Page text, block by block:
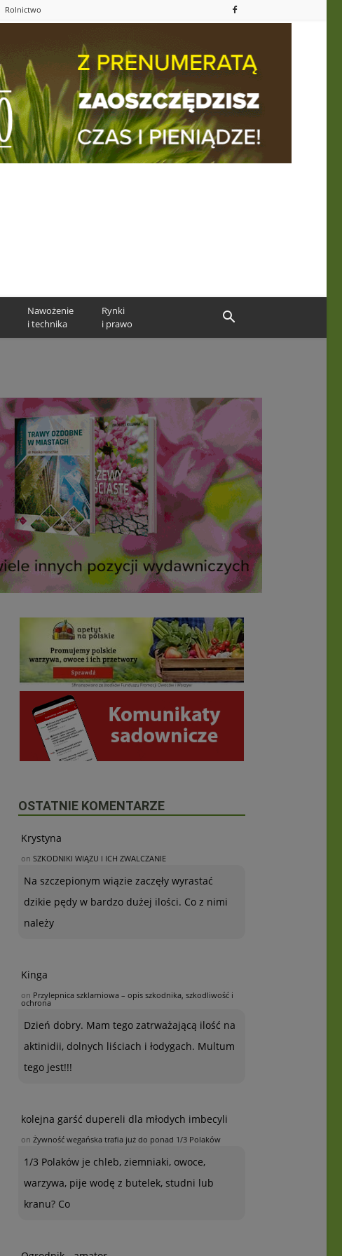
Rolnictwo
Nawożenie
i technika
Rynki
i prawo
OSTATNIE KOMENTARZE
Krystyna
on SZKODNIKI WIĄZU I ICH ZWALCZANIE
Na szczepionym wiązie zaczęły wyrastać
dzikie pędy w bardzo dużej ilości. Co z nimi
należy
Kinga
on Przylepnica szklarniowa – opis szkodnika, szkodliwość i
ochrona
Dzień dobry. Mam tego zatrważającą ilość na
aktinidii, dolnych liściach i łodygach. Multum
tego jest!!!
kolejna garść dupereli dla młodych imbecyli
on Żywność wegańska trafia już do ponad 1/3 Polaków
1/3 Polaków je chleb, ziemniaki, owoce,
warzywa, pije wodę z butelek, studni lub
kranu? Co